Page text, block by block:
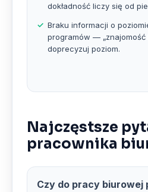
dokładność liczy się od
Braku informacji o
programów — „znajomość
doprecyzuj poziom.
Najczęstsze
pracownika
Czy do pracy biurowej